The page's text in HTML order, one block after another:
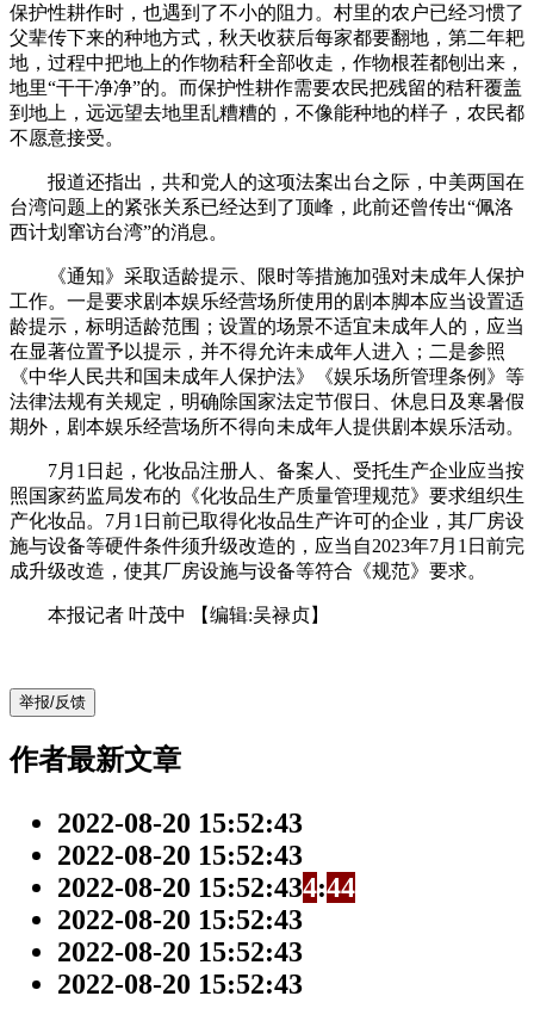
保护性耕作时，也遇到了不小的阻力。村里的农户已经习惯了
父辈传下来的种地方式，秋天收获后每家都要翻地，第二年耙
地，过程中把地上的作物秸秆全部收走，作物根茬都刨出来，
地里“干干净净”的。而保护性耕作需要农民把残留的秸秆覆盖
到地上，远远望去地里乱糟糟的，不像能种地的样子，农民都
不愿意接受。
报道还指出，共和党人的这项法案出台之际，中美两国在
台湾问题上的紧张关系已经达到了顶峰，此前还曾传出“佩洛
西计划窜访台湾”的消息。
《通知》采取适龄提示、限时等措施加强对未成年人保护
工作。一是要求剧本娱乐经营场所使用的剧本脚本应当设置适
龄提示，标明适龄范围；设置的场景不适宜未成年人的，应当
在显著位置予以提示，并不得允许未成年人进入；二是参照
《中华人民共和国未成年人保护法》《娱乐场所管理条例》等
法律法规有关规定，明确除国家法定节假日、休息日及寒暑假
期外，剧本娱乐经营场所不得向未成年人提供剧本娱乐活动。
7月1日起，化妆品注册人、备案人、受托生产企业应当按
照国家药监局发布的《化妆品生产质量管理规范》要求组织生
产化妆品。7月1日前已取得化妆品生产许可的企业，其厂房设
施与设备等硬件条件须升级改造的，应当自2023年7月1日前完
成升级改造，使其厂房设施与设备等符合《规范》要求。
本报记者 叶茂中 【编辑:吴禄贞】
举报/反馈
作者最新文章
2022-08-20 15:52:43
2022-08-20 15:52:43
2022-08-20 15:52:434:44
2022-08-20 15:52:43
2022-08-20 15:52:43
2022-08-20 15:52:43